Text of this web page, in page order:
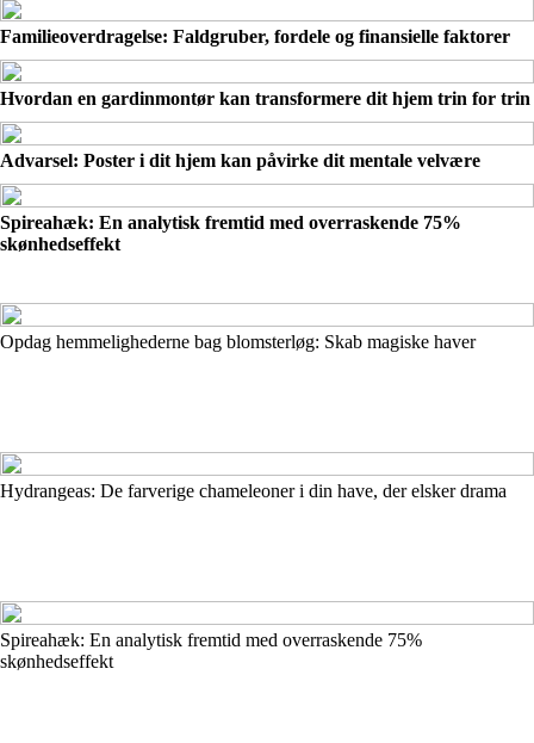
Familieoverdragelse: Faldgruber, fordele og finansielle faktorer
Hvordan en gardinmontør kan transformere dit hjem trin for trin
Advarsel: Poster i dit hjem kan påvirke dit mentale velvære
Spireahæk: En analytisk fremtid med overraskende 75%
skønhedseffekt
Opdag hemmelighederne bag blomsterløg: Skab magiske haver
Hydrangeas: De farverige chameleoner i din have, der elsker drama
Spireahæk: En analytisk fremtid med overraskende 75%
skønhedseffekt